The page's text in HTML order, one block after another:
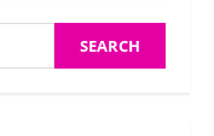
SEARCH